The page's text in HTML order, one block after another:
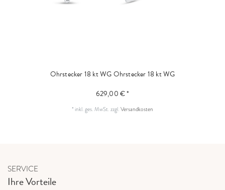
Ohrstecker 18 kt WGOhrstecker 18 kt WG
629,00 € *
* inkl. ges. MwSt.zzgl.Versandkosten
SERVICE
Ihre Vorteile